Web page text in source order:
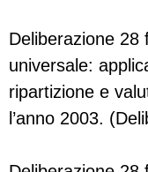
Deliberazione 28
universale:
ripartizione e
l’anno 2003.